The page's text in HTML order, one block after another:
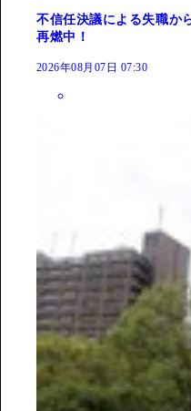
不信任決議による失職か
再燃中！
2026年08月07日 07:30